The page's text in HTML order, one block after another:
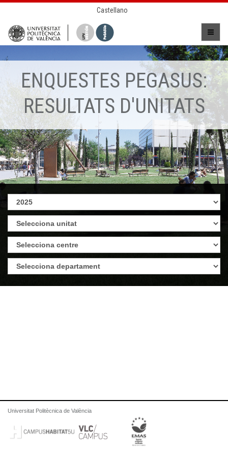
Castellano
ENQUESTES PEGASUS:
RESULTATS D'UNITATS
Universitat Politècnica de València